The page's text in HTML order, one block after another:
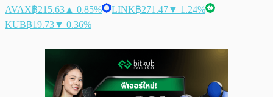
AVAX฿215.63 ▲ 0.85% LINK฿271.47▼ 1.24%
KUB฿19.73▼ 0.36%